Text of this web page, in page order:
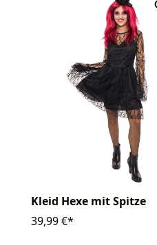
Kleid Hexe mit Spitze
39,99 €*